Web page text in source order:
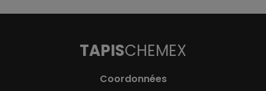
TAPISCHEMEX
Coordonnées